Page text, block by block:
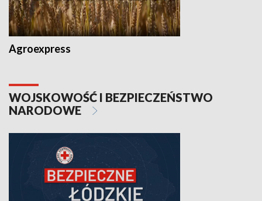
Agroexpress
WOJSKOWOŚĆ I BEZPIECZEŃSTWO
NARODOWE